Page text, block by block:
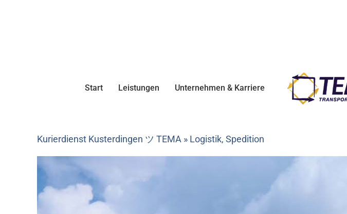
Start Leistungen Unternehmen & Karriere
Kurierdienst Kusterdingen ツ TEMA » Logistik, Spedition